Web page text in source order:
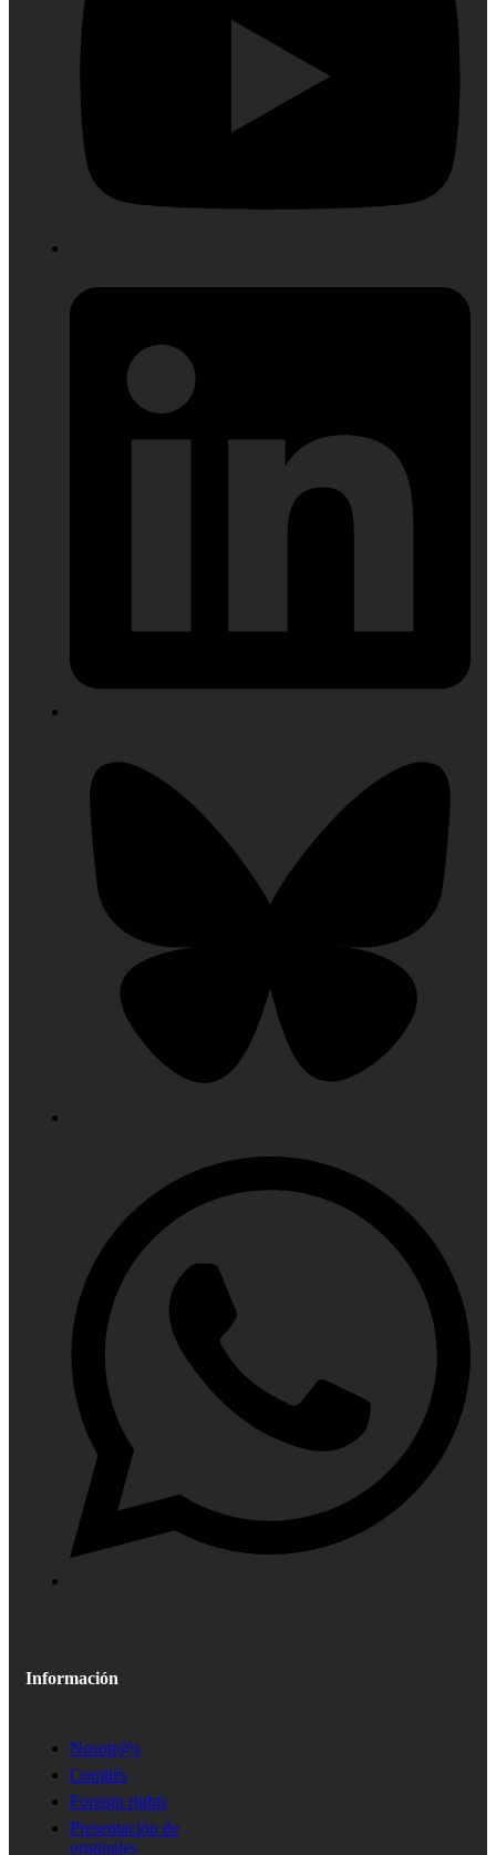
Información
Nosotr@s
Comités
Foreign rights
Presentación de
originales